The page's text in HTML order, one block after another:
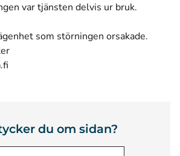
var tjänsten delvis ur bruk.
som störningen orsakade.
du om sidan?